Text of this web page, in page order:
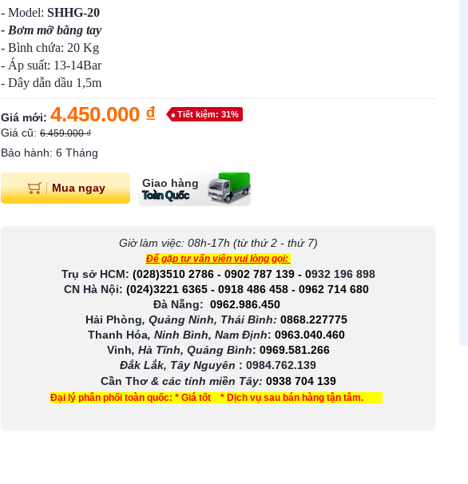
- Model: SHHG-20
- Bơm mỡ bằng tay
- Bình chứa: 20 Kg
- Áp suất: 13-14Bar
- Dây dẫn dầu 1,5m
Giá mới: 4.450.000 ₫ Tiết kiệm: 31%
Giá cũ: 6.459.000 ₫
Bảo hành: 6 Tháng
Mua ngay Giao hàng
Toàn Quốc
Giờ làm việc: 08h-17h (từ thứ 2 - thứ 7)
Để gặp tư vấn viên vui lòng gọi:
Trụ sở HCM: (028)3510 2786 - 0902 787 139- 0932 196 898
CN Hà Nội: (024)3221 6365 - 0918 486 458 - 0962 714 680
Đà Nẵng: 0962.986.450
Hải Phòng, Quảng Ninh, Thái Bình: 0868.227775
Thanh Hóa, Ninh Bình, Nam Định: 0963.040.460
Vinh, Hà Tĩnh, Quảng Bình: 0969.581.266
Đắk Lắk, Tây Nguyên : 0984.762.139
Cần Thơ & các tỉnh miền Tây: 0938 704 139
Đại lý phân phối toàn quốc: * Giá tốt * Dịch vụ sau bán hàng tận tâm.